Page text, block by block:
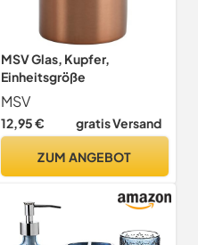
MSV Glas, Kupfer,
Einheitsgröße
MSV
12,95 € gratis Versand
ZUM ANGEBOT